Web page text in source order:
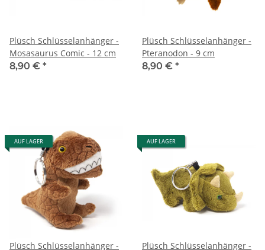
Plüsch Schlüsselanhänger -
Mosasaurus Comic - 12 cm
8,90 € *
Plüsch Schlüsselanhänger -
Pteranodon - 9 cm
8,90 € *
AUF LAGER
Plüsch Schlüsselanhänger -
AUF LAGER
Plüsch Schlüsselanhänger -